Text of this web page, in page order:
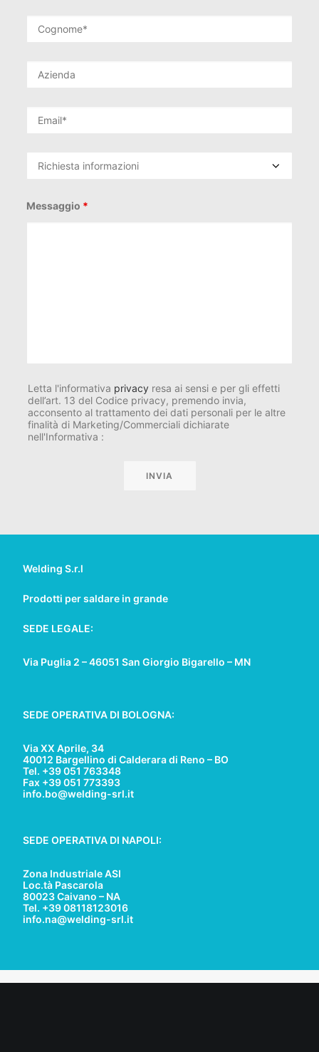
Messaggio *
Letta l'informativa privacy resa ai sensi e per gli effetti
dell’art. 13 del Codice privacy, premendo invia,
acconsento al trattamento dei dati personali per le altre
finalità di Marketing/Commerciali dichiarate
nell'Informativa :
Welding S.r.l
Prodotti per saldare in grande
SEDE LEGALE:
Via Puglia 2 – 46051 San Giorgio Bigarello – MN
SEDE OPERATIVA DI BOLOGNA:
Via XX Aprile, 34
40012 Bargellino di Calderara di Reno – BO
Tel. +39 051 763348
Fax +39 051 773393
info.bo@welding-srl.it
SEDE OPERATIVA DI NAPOLI:
Zona Industriale ASI
Loc.tà Pascarola
80023 Caivano – NA
Tel. +39 08118123016
info.na@welding-srl.it